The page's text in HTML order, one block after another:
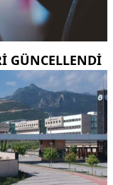
GÜNCELLENDI